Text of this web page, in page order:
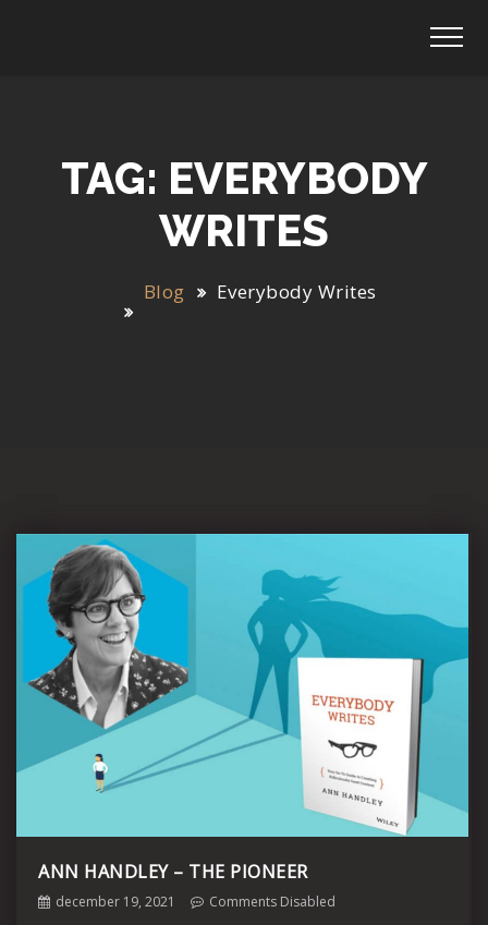
TAG: EVERYBODY
WRITES
Blog Everybody Writes
ANN HANDLEY – THE PIONEER
december 19, 2021 Comments Disabled